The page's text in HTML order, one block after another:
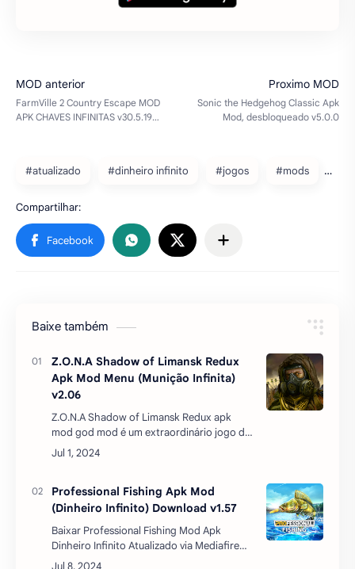
#atualizado #dinheiro infinito #jogos #mods
Baixe também
Z.O.N.A Shadow of Limansk Redux
Apk Mod Menu (Munição Infinita)
v2.06
Z.O.N.A Shadow of Limansk Redux apk
mod god mod é um extraordinário jogo de
tiro pós-apocalíptico, uma verdadeira
epopeia narrativa da AGaming +, que funde
Professional Fishing Apk Mod
(Dinheiro Infinito) Download v1.57
Baixar Professional Fishing Mod Apk
Dinheiro Infinito Atualizado via Mediafire
oferece uma experiência imersiva para os